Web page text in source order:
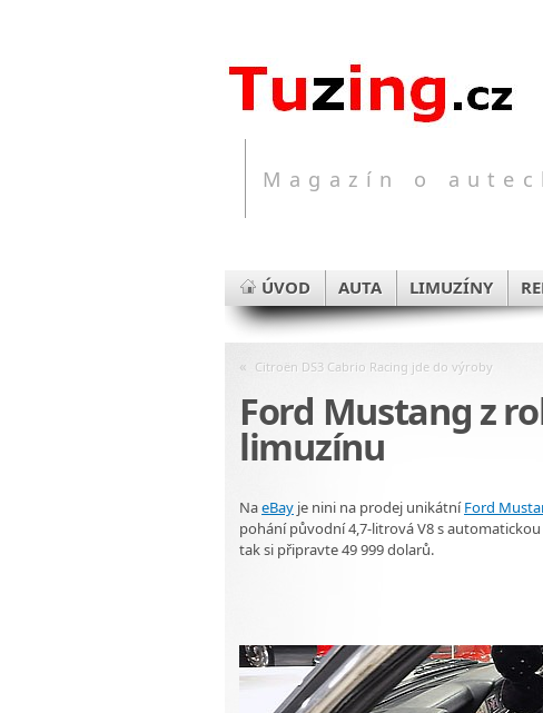
Magazín o
ÚVOD AUTA LIMUZÍNY
« Citroën DS3 Cabrio Racing jde do výroby
Ford Mustang z
limuzínu
NaeBay je nini na prodej unikátníFord
pohání původní 4,7-litrová V8 s
tak si připravte 49 999 dolarů.